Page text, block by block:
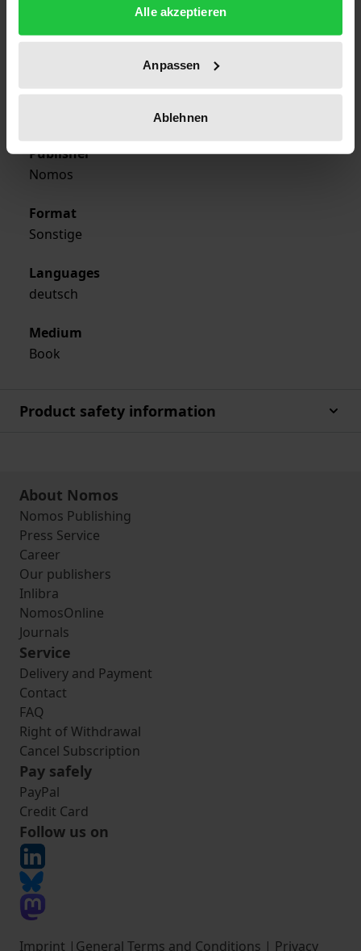
Alle akzeptieren
Anpassen
Ablehnen
Publication Date
Year of Publication
Publisher
Nomos
Format
Sonstige
Languages
deutsch
Medium
Book
Product safety information
About Nomos
Nomos Publishing
Press Service
Career
Our publishers
Inlibra
NomosOnline
Journals
Service
Delivery and Payment
Contact
FAQ
Right of Withdrawal
Cancel Subscription
Pay safely
PayPal
Credit Card
Follow us on
Imprint | General Terms and Conditions | Privacy